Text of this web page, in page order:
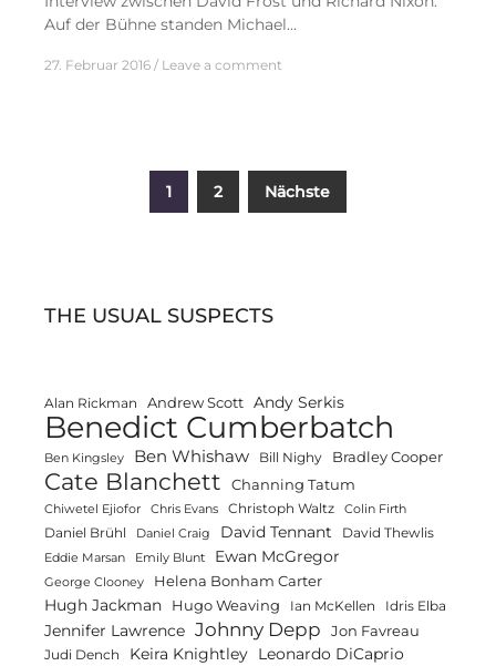
Auf der Bühne standen Michael…
27. Februar 2016 Leave a comment
Seitennummerierung
1 2 Nächste
THE USUAL SUSPECTS
Alan Rickman Andrew Scott Andy Serkis
Benedict Cumberbatch
Ben Kingsley Ben Whishaw Bill Nighy Bradley Cooper
Cate Blanchett Channing Tatum
Chiwetel Ejiofor Chris Evans Christoph Waltz Colin Firth
Daniel Brühl Daniel Craig David Tennant David Thewlis
Eddie Marsan Emily Blunt Ewan McGregor
George Clooney Helena Bonham Carter
Hugh Jackman Hugo Weaving Ian McKellen Idris Elba
Jennifer Lawrence Johnny Depp Jon Favreau
Judi Dench Keira Knightley Leonardo DiCaprio